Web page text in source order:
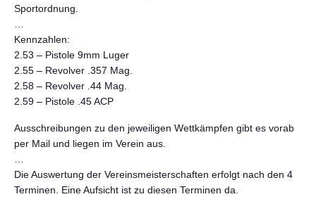
Sportordnung.
…
Kennzahlen:
2.53 – Pistole 9mm Luger
2.55 – Revolver .357 Mag.
2.58 – Revolver .44 Mag.
2.59 – Pistole .45 ACP
Ausschreibungen zu den jeweiligen Wettkämpfen gibt es vorab
per Mail und liegen im Verein aus.
…
Die Auswertung der Vereinsmeisterschaften erfolgt nach den 4
Terminen. Eine Aufsicht ist zu diesen Terminen da.